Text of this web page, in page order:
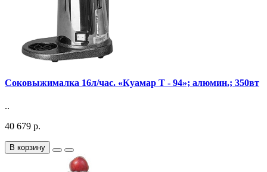
Соковыжималка 16л/час. «Куамар Т - 94»; алюмин.; 350вт
..
40 679 р.
В корзину